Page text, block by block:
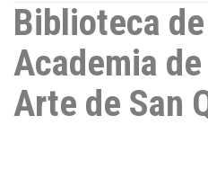
Biblioteca
Academia
Arte de San